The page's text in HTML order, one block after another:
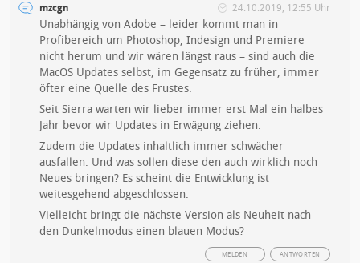
mzcgn 24.10.2019, 12:55 Uhr
Unabhängig von Adobe – leider kommt man in
Profibereich um Photoshop, Indesign und Premiere
nicht herum und wir wären längst raus – sind auch die
MacOS Updates selbst, im Gegensatz zu früher, immer
öfter eine Quelle des Frustes.
Seit Sierra warten wir lieber immer erst Mal ein halbes
Jahr bevor wir Updates in Erwägung ziehen.
Zudem die Updates inhaltlich immer schwächer
ausfallen. Und was sollen diese den auch wirklich noch
Neues bringen? Es scheint die Entwicklung ist
weitesgehend abgeschlossen.
Vielleicht bringt die nächste Version als Neuheit nach
den Dunkelmodus einen blauen Modus?
ANTWORTEN
MELDEN